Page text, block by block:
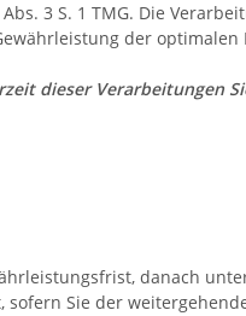
3 S. 1 TMG. Die
der
dieser Verarbeitungen
danach
Sie der